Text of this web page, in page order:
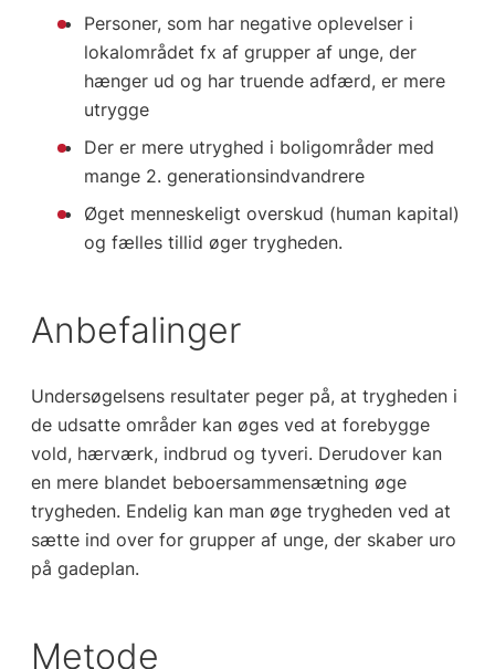
Personer, som har negative oplevelser i
lokalområdet fx af grupper af unge, der
hænger ud og har truende adfærd, er mere
utrygge
Der er mere utryghed i boligområder med
mange 2. generationsindvandrere
Øget menneskeligt overskud (human kapital)
og fælles tillid øger trygheden.
Anbefalinger
Undersøgelsens resultater peger på, at trygheden i
de udsatte områder kan øges ved at forebygge
vold, hærværk, indbrud og tyveri. Derudover kan
en mere blandet beboersammensætning øge
trygheden. Endelig kan man øge trygheden ved at
sætte ind over for grupper af unge, der skaber uro
på gadeplan.
Metode